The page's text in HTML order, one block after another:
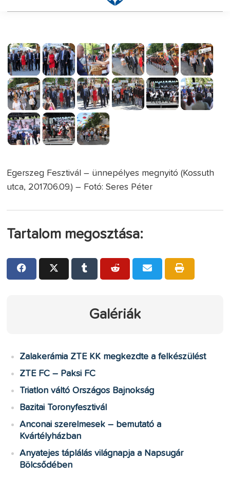
Egerszeg Fesztivál – ünnepélyes megnyitó (Kossuth
utca, 2017.06.09.) – Fotó: Seres Péter
Tartalom megosztása:
Galériák
Zalakerámia ZTE KK megkezdte a felkészülést
ZTE FC – Paksi FC
Triatlon váltó Országos Bajnokság
Bazitai Toronyfesztivál
Anconai szerelmesek – bemutató a
Kvártélyházban
Anyatejes táplálás világnapja a Napsugár
Bölcsődében